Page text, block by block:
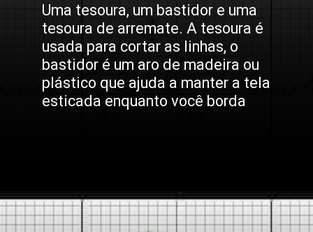
Uma tesoura, um bastidor e uma
tesoura de arremate. A tesoura é
usada para cortar as linhas, o
bastidor é um aro de madeira ou
plástico que ajuda a manter a tela
esticada enquanto você borda